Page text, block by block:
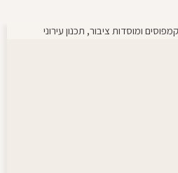
קמפוסים ומוסדות ציבור, תכנון עירוני